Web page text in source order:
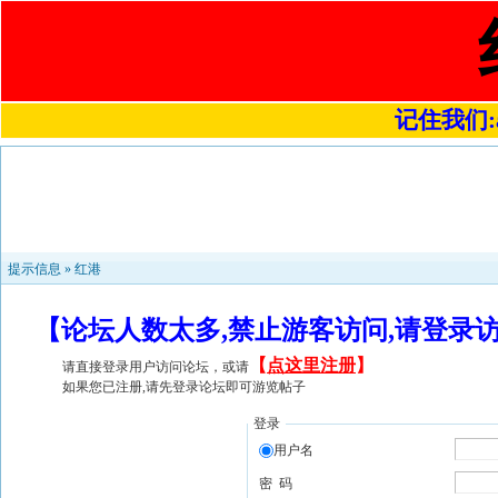
记住我们
提示信息 » 红港
【论坛人数太多,禁止游客访问,请登
请直接登录用户访问论坛，或请 【 点这里注册】
如果您已注册,请先登录论坛即可游览帖子
登录
用户名
密 码